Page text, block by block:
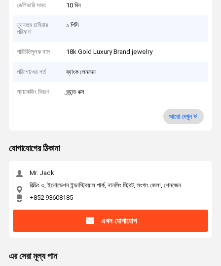
ডেলিভারি সময় 10 দিন
ন্যূনতম চাহিদার
পরিমাণ
১ পিসি
পরিচিতিমুলক নাম 18k Gold Luxury Brand jewelry
পরিশোধের শর্ত ব্যাংক লেনদেন
প্যাকেজিং বিবরণ ব্র্যান্ড বক্স
আরো দেখুন
যোগাযোগের ঠিকানা
Mr. Jack
বিল্ডিং ৩, ইনোভেশন ইন্ডাস্ট্রিয়াল পার্ক, নানলিং স্ট্রিট, লংগাং জেলা, শেনজেন
+852 93608185
এখন যোগাযোগ
এর সেরা মূল্য পান